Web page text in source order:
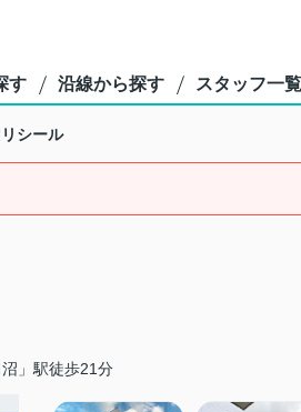
す 沿線から探す スタッフ一覧
シール
」駅徒歩21分